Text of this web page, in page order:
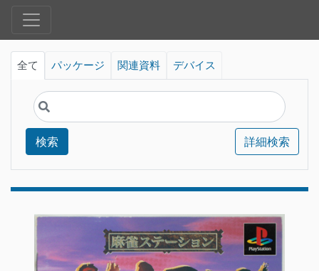
全て パッケージ 関連資料 デバイス
検索 詳細検索